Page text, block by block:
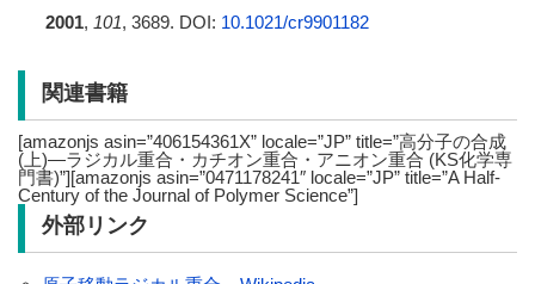
2001, 101, 3689. DOI: 10.1021/cr9901182
関連書籍
[amazonjs asin=”406154361X” locale=”JP” title=”高分子の合成
(上)―ラジカル重合・カチオン重合・アニオン重合 (KS化学専
門書)”][amazonjs asin=”0471178241″ locale=”JP” title=”A Half-
Century of the Journal of Polymer Science”]
外部リンク